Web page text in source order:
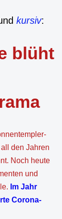
kursiv:
blüht
den Jahren
Noch heute
und
Im Jahr
Corona-